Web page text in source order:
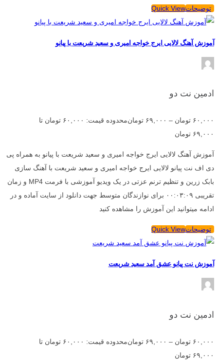
توضیحاتQuick View
آموزش آهنگ لالایی ایرج خواجه امیری و سعید شریعت با پیانو
ادمین نت دو
۶۰,۰۰۰ تومان – ۶۹,۰۰۰ تومان
محدوده قیمت: ۶۰,۰۰۰ تومان تا
۶۹,۰۰۰ تومان
آموزش آهنگ لالایی ایرج خواجه امیری و سعید شریعت با پیانو به همراه پی
دی اف نت پیانو لالایی ایرج خواجه امیری و سعید شریعت با آهنگ سازی
بابک زرین و تنظیم ترنم عزتی در یک ویدیو آموزشی با فرمت MP4 و زمان
تقریبی ۰۰:۰۳:۰۹ برای نوازندگان متوسط جهت دانلود از سایت آماده و در
ادامه میتوانید این آموزش را مشاهده کنید
توضیحاتQuick View
آموزش نت پیانو عشق آمد سعید شریعت
ادمین نت دو
۶۰,۰۰۰ تومان – ۶۹,۰۰۰ تومان
محدوده قیمت: ۶۰,۰۰۰ تومان تا
۶۹,۰۰۰ تومان